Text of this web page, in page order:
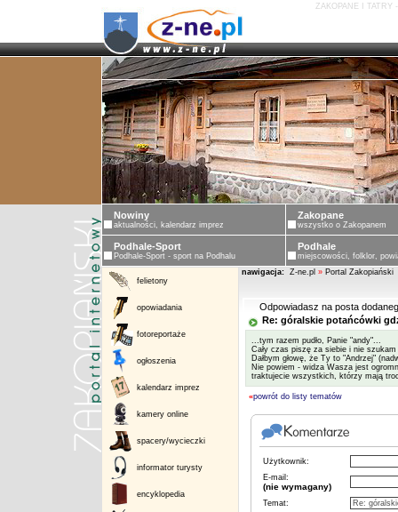
ZAKOPANE I TATRY
Nowiny
aktualności, kalendarz imprez
Zakopane
wszystko o Zakopanem
Podhale-Sport
Podhale-Sport - sport na Podhalu
Podhale
miejscowości, folklor,
felietony
opowiadania
fotoreportaże
ogłoszenia
kalendarz imprez
kamery online
spacery/wycieczki
informator turysty
encyklopedia
nawigacja: Z-ne.pl » Portal Zakopiański
Odpowiadasz na posta
Re: góralskie potańcówki
...tym razem pudło, Panie "andy"...
Cały czas piszę za siebie i nie
Dałbym głowę, że Ty to "Andrzej"
Nie powiem - widza Wasza jest
traktujecie wszystkich, którzy mają
«powrót do listy tematów
Użytkownik:
E-mail:
(nie wymagany)
Temat: